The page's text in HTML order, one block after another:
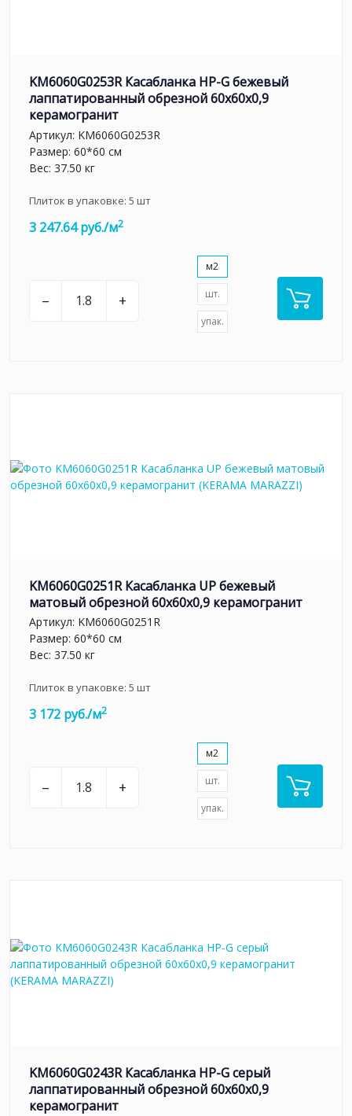
KM6060G0253R Касабланка HP-G бежевый
лаппатированный обрезной 60x60x0,9
керамогранит
Артикул: KM6060G0253R
Размер: 60*60 см
Вес: 37.50 кг
Плиток в упаковке: 5 шт
3 247.64 руб./м2
– +
м2
шт.
упак.
KM6060G0251R Касабланка UP бежевый
матовый обрезной 60x60x0,9 керамогранит
Артикул: KM6060G0251R
Размер: 60*60 см
Вес: 37.50 кг
Плиток в упаковке: 5 шт
3 172 руб./м2
– +
м2
шт.
упак.
KM6060G0243R Касабланка HP-G серый
лаппатированный обрезной 60x60x0,9
керамогранит